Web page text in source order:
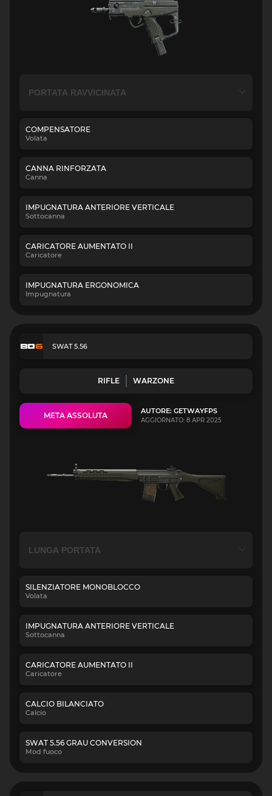
COMPENSATORE
Volata
CANNA RINFORZATA
Canna
IMPUGNATURA ANTERIORE VERTICALE
Sottocanna
CARICATORE AUMENTATO II
Caricatore
IMPUGNATURA ERGONOMICA
Impugnatura
SWAT 5.56
RIFLE WARZONE
META ASSOLUTA AUTORE: GETWAYFPS
AGGIORNATO: 8 APR 2025
SILENZIATORE MONOBLOCCO
Volata
IMPUGNATURA ANTERIORE VERTICALE
Sottocanna
CARICATORE AUMENTATO II
Caricatore
CALCIO BILANCIATO
Calcio
SWAT 5.56 GRAU CONVERSION
Mod fuoco